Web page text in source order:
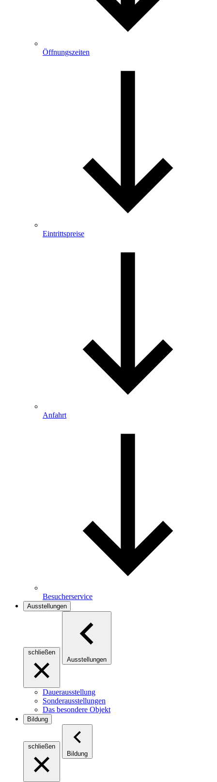
Öffnungszeiten
Eintrittspreise
Anfahrt
Besucherservice
Ausstellungen
schließen
Ausstellungen
Dauerausstellung
Sonderausstellungen
Das besondere Objekt
Bildung
schließen
Bildung